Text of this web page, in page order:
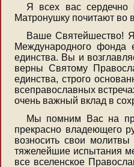
Я всех вас сердечно
Матронушку почитают во
Ваше Святейшество!
Международного фонда
единства. Вы и
верны Святому
единства, строго
всеправославных
очень важный вклад в
Мы помним Вас на
прекрасно владеющего
возносить свои
тяжелейшие испытания
все вселенское